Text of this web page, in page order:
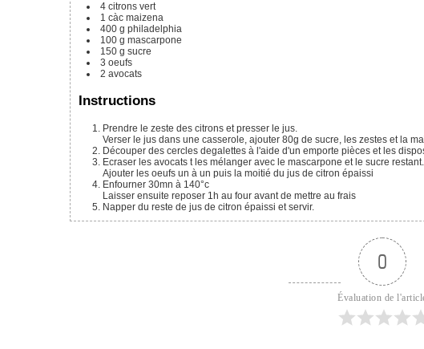
4 citrons vert
1 càc maizena
400 g philadelphia
100 g mascarpone
150 g sucre
3 oeufs
2 avocats
Instructions
Prendre le zeste des citrons et presser le jus.
Verser le jus dans une casserole, ajouter 80g de sucre, les zestes et la
Découper des cercles degalettes à l'aide d'un emporte pièces et les
Ecraser les avocats t les mélanger avec le mascarpone et le sucre restant.
Ajouter les oeufs un à un puis la moitié du jus de citron épaissi
Enfourner 30mn à 140°c
Laisser ensuite reposer 1h au four avant de mettre au frais
Napper du reste de jus de citron épaissi et servir.
0
Évaluation de